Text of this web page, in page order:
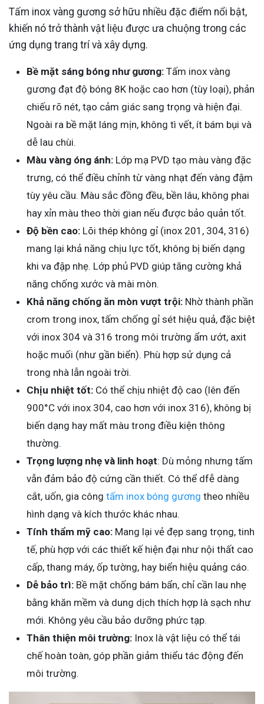
Tấm inox vàng gương sở hữu nhiều đặc điểm nổi bật,
khiến nó trở thành vật liệu được ưa chuộng trong các
ứng dụng trang trí và xây dựng.
Bề mặt sáng bóng như gương: Tấm inox vàng
gương đạt độ bóng 8K hoặc cao hơn (tùy loại), phản
chiếu rõ nét, tạo cảm giác sang trọng và hiện đại.
Ngoài ra bề mặt láng mịn, không tì vết, ít bám bụi và
dễ lau chùi.
Màu vàng óng ánh: Lớp mạ PVD tạo màu vàng đặc
trưng, có thể điều chỉnh từ vàng nhạt đến vàng đậm
tùy yêu cầu. Màu sắc đồng đều, bền lâu, không phai
hay xỉn màu theo thời gian nếu được bảo quản tốt.
Độ bền cao: Lõi thép không gỉ (inox 201, 304, 316)
mang lại khả năng chịu lực tốt, không bị biến dạng
khi va đập nhẹ. Lớp phủ PVD giúp tăng cường khả
năng chống xước và mài mòn.
Khả năng chống ăn mòn vượt trội: Nhờ thành phần
crom trong inox, tấm chống gỉ sét hiệu quả, đặc biệt
với inox 304 và 316 trong môi trường ẩm ướt, axit
hoặc muối (như gần biển). Phù hợp sử dụng cả
trong nhà lẫn ngoài trời.
Chịu nhiệt tốt: Có thể chịu nhiệt độ cao (lên đến
900°C với inox 304, cao hơn với inox 316), không bị
biến dạng hay mất màu trong điều kiện thông
thường.
Trọng lượng nhẹ và linh hoạt: Dù mỏng nhưng tấm
vẫn đảm bảo độ cứng cần thiết. Có thể dfễ dàng
cắt, uốn, gia công tấm inox bóng gương theo nhiều
hình dạng và kích thước khác nhau.
Tính thẩm mỹ cao: Mang lại vẻ đẹp sang trọng, tinh
tế, phù hợp với các thiết kế hiện đại như nội thất cao
cấp, thang máy, ốp tường, hay biển hiệu quảng cáo.
Dễ bảo trì: Bề mặt chống bám bẩn, chỉ cần lau nhẹ
bằng khăn mềm và dung dịch thích hợp là sạch như
mới. Không yêu cầu bảo dưỡng phức tạp.
Thân thiện môi trường: Inox là vật liệu có thể tái
chế hoàn toàn, góp phần giảm thiểu tác động đến
môi trường.